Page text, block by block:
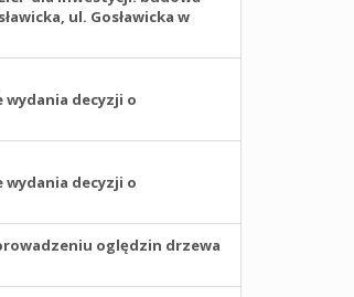
ul. Gosławicka w
decyzji o
decyzji o
oględzin drzewa